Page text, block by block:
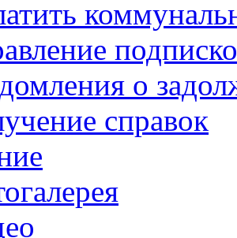
о
справок